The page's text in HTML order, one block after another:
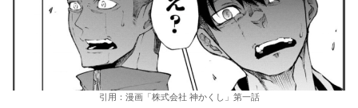
引用：漫画「株式会社 神かくし」第一話